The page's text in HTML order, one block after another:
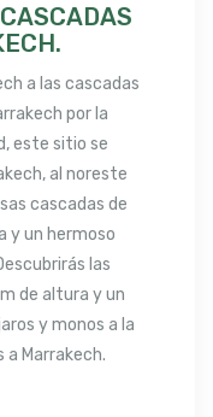
a las cascadas
por la
este sitio se
al noreste
cascadas de
y un hermoso
las
de altura y un
y monos a la
a Marrakech.